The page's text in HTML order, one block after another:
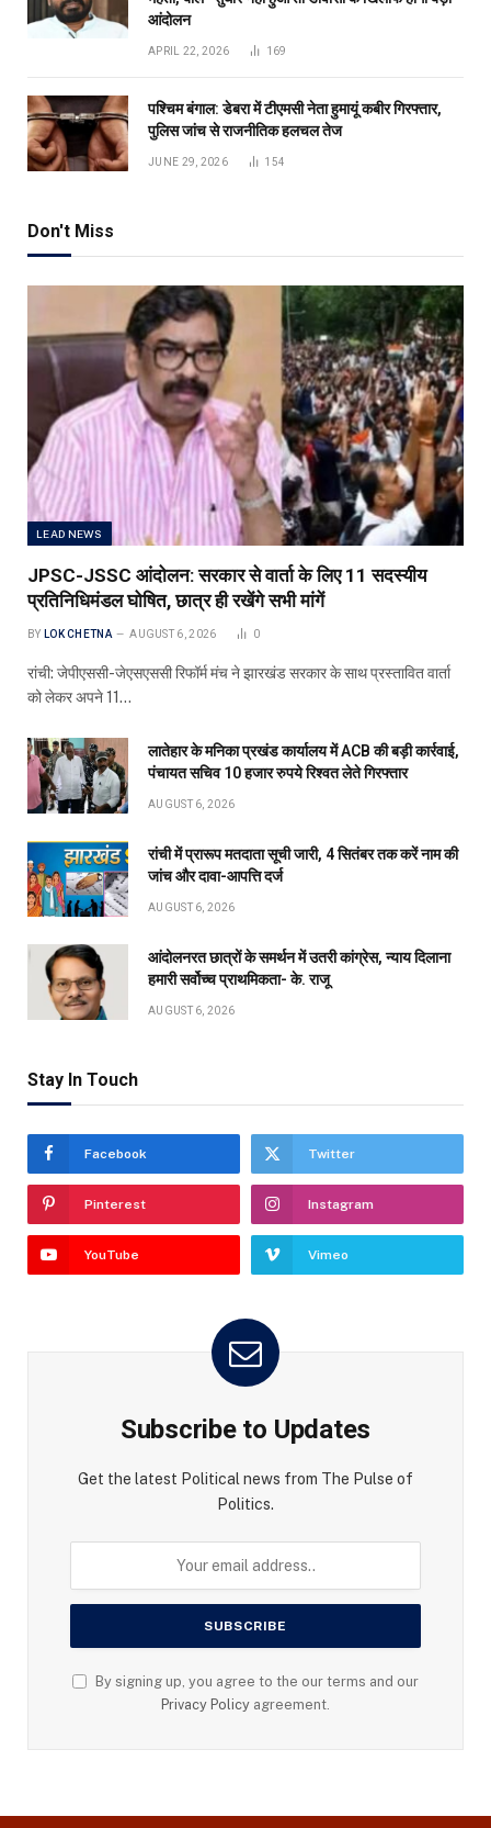
आंदोलन
APRIL 22, 2026 169
पश्चिम बंगाल: डेबरा में टीएमसी नेता हुमायूं कबीर गिरफ्तार,
पुलिस जांच से राजनीतिक हलचल तेज
JUNE 29, 2026 154
Don't Miss
LEAD NEWS
JPSC-JSSC आंदोलन: सरकार से वार्ता के लिए 11 सदस्यीय
प्रतिनिधिमंडल घोषित, छात्र ही रखेंगे सभी मांगें
BY LOK CHETNA AUGUST 6, 2026 0
रांची: जेपीएससी-जेएसएससी रिफॉर्म मंच ने झारखंड सरकार के साथ प्रस्तावित वार्ता
को लेकर अपने 11…
लातेहार के मनिका प्रखंड कार्यालय में ACB की बड़ी कार्रवाई,
पंचायत सचिव 10 हजार रुपये रिश्वत लेते गिरफ्तार
AUGUST 6, 2026
रांची में प्रारूप मतदाता सूची जारी, 4 सितंबर तक करें नाम की
जांच और दावा-आपत्ति दर्ज
AUGUST 6, 2026
आंदोलनरत छात्रों के समर्थन में उतरी कांग्रेस, न्याय दिलाना
हमारी सर्वोच्च प्राथमिकता- के. राजू
AUGUST 6, 2026
Stay In Touch
Facebook Twitter
Pinterest Instagram
YouTube Vimeo
Subscribe to Updates
Get the latest Political news from The Pulse of
Politics.
By signing up, you agree to the our terms and our
Privacy Policy agreement.